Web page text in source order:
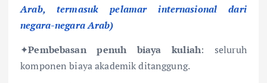
Arab, termasuk pelamar internasional dari
negara-negara Arab)
✦Pembebasan penuh biaya kuliah: seluruh
komponen biaya akademik ditanggung.